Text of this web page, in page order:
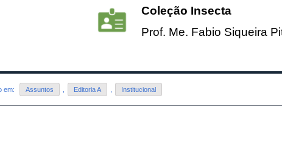
Coleção Insecta
Prof. Me. Fabio Siqueira
em: Assuntos Editoria A Institucional